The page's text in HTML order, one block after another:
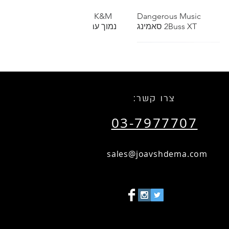
תצוגה מהירה
Dangerous Music
2Buss XT סאמינג
תצוגה מהירה
נמוך עם בום טלסקופי
:צרו קשר
03-7977707
sales@joavshdema.com